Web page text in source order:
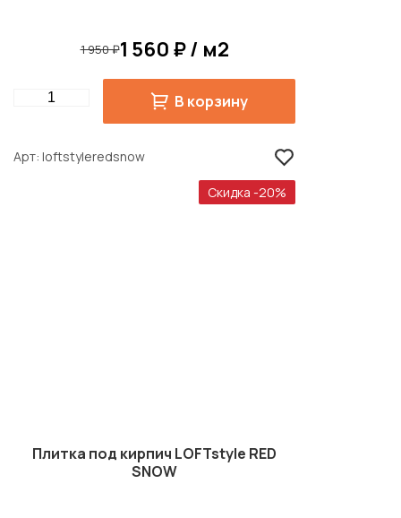
1 950 ₽1 560 ₽ / м2
Quantity В корзину
Арт loftstyleredsnow
Скидка -20%
Плитка под кирпич LOFTstyle RED
SNOW